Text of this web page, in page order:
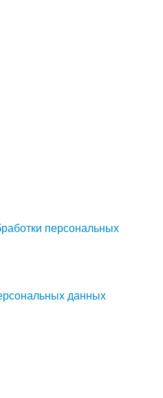
персональных
данных